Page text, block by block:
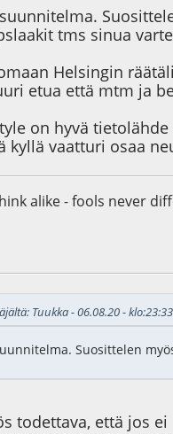
tms sinua
Helsingin
etua että mtm ja
on hyvä
kyllä vaatturi osaa
alike - fools never
Tuukka - 06.08.20 - klo:23:33
Suosittelen
todettava, että jos